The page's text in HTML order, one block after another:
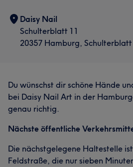
Aufmerksam
Daisy Nail
Schulterblatt 11
20357 Hamburg, Schulterblatt
Du wünschst dir schöne Hände
bei Daisy Nail Art in der
genau richtig.
Nächste öffentliche
Die nächstgelegene Haltestelle
Feldstraße, die nur sieben